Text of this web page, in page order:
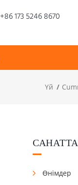
+86 173 5246 8670
Үй
Өнімдер